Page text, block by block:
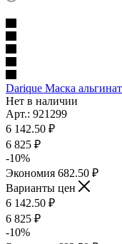
Darique Маска
Нет в наличии
Арт.: 921299
6 142.50 ₽
6 825 ₽
-10%
Экономия 682.50 ₽
Варианты цен
6 142.50 ₽
6 825 ₽
-10%